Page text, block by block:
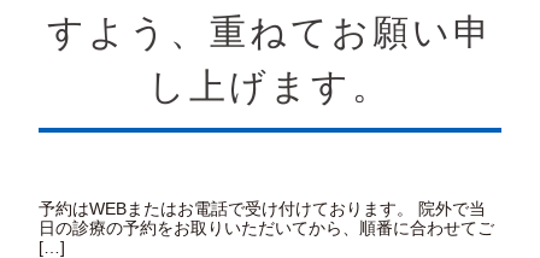
すよう、重ねてお願い申
し上げます。
予約はWEBまたはお電話で受け付けております。 院外で当
日の診療の予約をお取りいただいてから、順番に合わせてご
[…]